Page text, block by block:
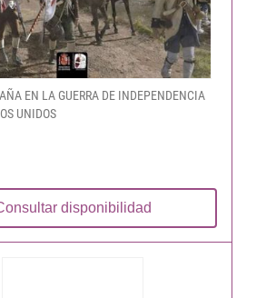
EN LA GUERRA DE INDEPENDENCIA
UNIDOS
disponibilidad